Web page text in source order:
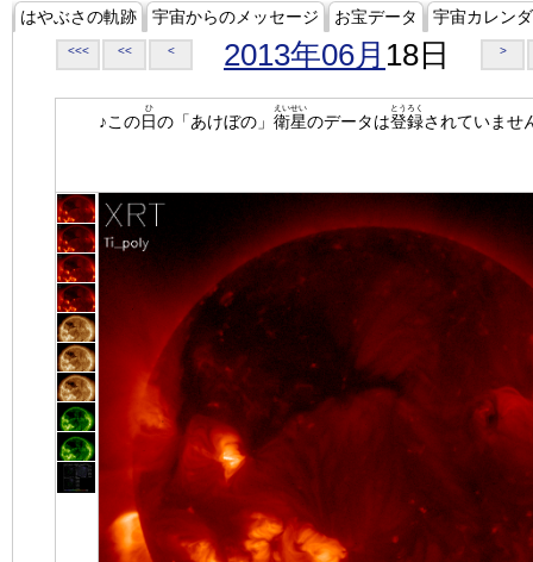
はやぶさの軌跡 宇宙からのメッセージ お宝データ 宇宙カレン
<<< << < 2013年06月 18日 >
♪この日
ひ
の「あけぼの」 衛星
えいせい
のデータは登録
とうろく
されていませ